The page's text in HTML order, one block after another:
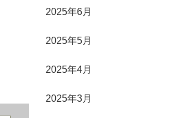
2025年6月
2025年5月
2025年4月
2025年3月